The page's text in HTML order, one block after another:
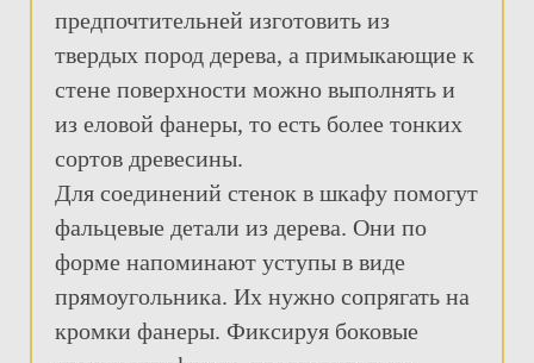
предпочтительней изготовить из
твердых пород дерева, а примыкающие к
стене поверхности можно выполнять и
из еловой фанеры, то есть более тонких
сортов древесины.
Для соединений стенок в шкафу помогут
фальцевые детали из дерева. Они по
форме напоминают уступы в виде
прямоугольника. Их нужно сопрягать на
кромки фанеры. Фиксируя боковые